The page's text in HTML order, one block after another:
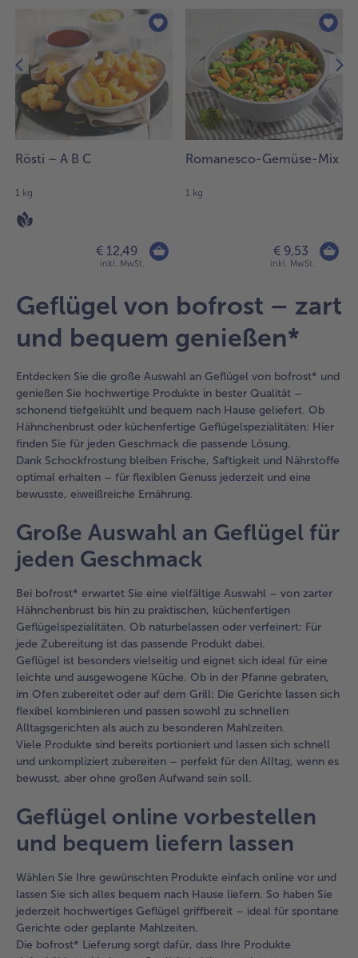
Artikel
in
der
Liste.
Rösti – A B C
1 kg
€ 12,49
inkl. MwSt.
Romanesco-Gemüse-Mix
1 kg
€ 9,53
inkl. MwSt.
Geflügel von bofrost – zart
und bequem genießen*
Entdecken Sie die große Auswahl an Geflügel von bofrost* und
genießen Sie hochwertige Produkte in bester Qualität –
schonend tiefgekühlt und bequem nach Hause geliefert. Ob
Hähnchenbrust oder küchenfertige Geflügelspezialitäten: Hier
finden Sie für jeden Geschmack die passende Lösung.
Dank Schockfrostung bleiben Frische, Saftigkeit und Nährstoffe
optimal erhalten – für flexiblen Genuss jederzeit und eine
bewusste, eiweißreiche Ernährung.
Große Auswahl an Geflügel für
jeden Geschmack
Bei bofrost* erwartet Sie eine vielfältige Auswahl – von zarter
Hähnchenbrust bis hin zu praktischen, küchenfertigen
Geflügelspezialitäten. Ob naturbelassen oder verfeinert: Für
jede Zubereitung ist das passende Produkt dabei.
Geflügel ist besonders vielseitig und eignet sich ideal für eine
leichte und ausgewogene Küche. Ob in der Pfanne gebraten,
im Ofen zubereitet oder auf dem Grill: Die Gerichte lassen sich
flexibel kombinieren und passen sowohl zu schnellen
Alltagsgerichten als auch zu besonderen Mahlzeiten.
Viele Produkte sind bereits portioniert und lassen sich schnell
und unkompliziert zubereiten – perfekt für den Alltag, wenn es
bewusst, aber ohne großen Aufwand sein soll.
Geflügel online vorbestellen
und bequem liefern lassen
Wählen Sie Ihre gewünschten Produkte einfach online vor und
lassen Sie sich alles bequem nach Hause liefern. So haben Sie
jederzeit hochwertiges Geflügel griffbereit – ideal für spontane
Gerichte oder geplante Mahlzeiten.
Die bofrost* Lieferung sorgt dafür, dass Ihre Produkte